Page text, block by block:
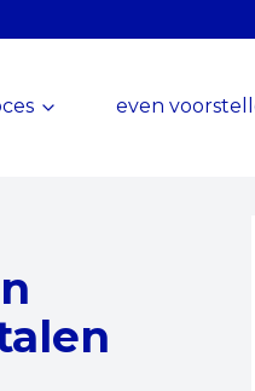
even